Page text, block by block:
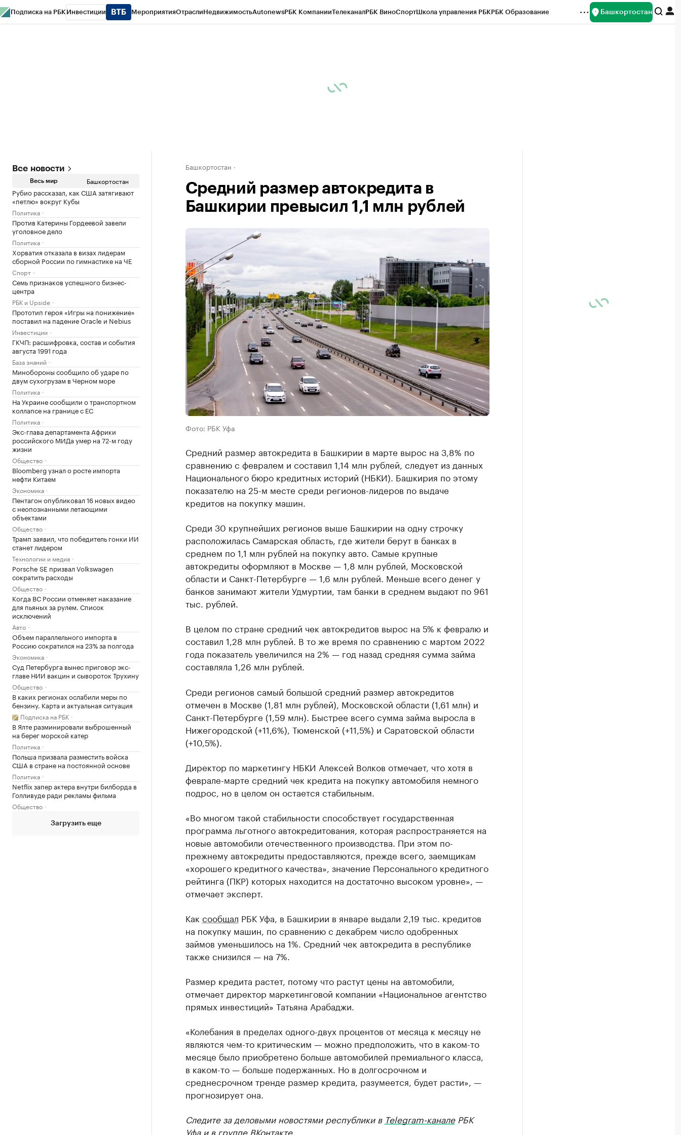
Подписка на РБК Инвестиции МероприятияОтраслиНедвижимостьAutonewsРБК КомпанииТелеканалРБК ВиноСпортШкола управления РБКРБК Образование Башкортостан
Все новости
Весь мир Башкортостан
Рубио рассказал, как США затягивают
«петлю» вокруг Кубы
Политика
Против Катерины Гордеевой завели
уголовное дело
Политика
Хорватия отказала в визах лидерам
сборной России по гимнастике на ЧЕ
Спорт
Семь признаков успешного бизнес-
центра
РБК и Upside
Прототип героя «Игры на понижение»
поставил на падение Oracle и Nebius
Инвестиции
ГКЧП: расшифровка, состав и события
августа 1991 года
База знаний
Минобороны сообщило об ударе по
двум сухогрузам в Черном море
Политика
На Украине сообщили о транспортном
коллапсе на границе с ЕС
Политика
Экс-глава департамента Африки
российского МИДа умер на 72-м году
жизни
Общество
Bloomberg узнал о росте импорта
нефти Китаем
Экономика
Пентагон опубликовал 16 новых видео
с неопознанными летающими
объектами
Общество
Трамп заявил, что победитель гонки ИИ
станет лидером
Технологии и медиа
Porsche SE призвал Volkswagen
сократить расходы
Общество
Когда ВС России отменяет наказание
для пьяных за рулем. Список
исключений
Авто
Объем параллельного импорта в
Россию сократился на 23% за полгода
Экономика
Суд Петербурга вынес приговор экс-
главе НИИ вакцин и сывороток Трухину
Общество
В каких регионах ослабили меры по
бензину. Карта и актуальная ситуация
Подписка на РБК
В Ялте разминировали выброшенный
на берег морской катер
Политика
Польша призвала разместить войска
США в стране на постоянной основе
Политика
Netflix запер актера внутри билборда в
Голливуде ради рекламы фильма
Общество
Загрузить еще
Башкортостан
Средний размер автокредита в
Башкирии превысил 1,1 млн рублей
Фото: РБК Уфа
Средний размер автокредита в Башкирии в марте вырос на 3,8% по
сравнению с февралем и составил 1,14 млн рублей, следует из данных
Национального бюро кредитных историй (НБКИ). Башкирия по этому
показателю на 25-м месте среди регионов-лидеров по выдаче
кредитов на покупку машин.
Среди 30 крупнейших регионов выше Башкирии на одну строчку
расположилась Самарская область, где жители берут в банках в
среднем по 1,1 млн рублей на покупку авто. Самые крупные
автокредиты оформляют в Москве — 1,8 млн рублей, Московской
области и Санкт-Петербурге — 1,6 млн рублей. Меньше всего денег у
банков занимают жители Удмуртии, там банки в среднем выдают по 961
тыс. рублей.
В целом по стране средний чек автокредитов вырос на 5% к февралю и
составил 1,28 млн рублей. В то же время по сравнению с мартом 2022
года показатель увеличился на 2% — год назад средняя сумма займа
составляла 1,26 млн рублей.
Среди регионов самый большой средний размер автокредитов
отмечен в Москве (1,81 млн рублей), Московской области (1,61 млн) и
Санкт-Петербурге (1,59 млн). Быстрее всего сумма займа выросла в
Нижегородской (+11,6%), Тюменской (+11,5%) и Саратовской области
(+10,5%).
Директор по маркетингу НБКИ Алексей Волков отмечает, что хотя в
феврале-марте средний чек кредита на покупку автомобиля немного
подрос, но в целом он остается стабильным.
«Во многом такой стабильности способствует государственная
программа льготного автокредитования, которая распространяется на
новые автомобили отечественного производства. При этом по-
прежнему автокредиты предоставляются, прежде всего, заемщикам
«хорошего кредитного качества», значение Персонального кредитного
рейтинга (ПКР) которых находится на достаточно высоком уровне», —
отмечает эксперт.
Как сообщал РБК Уфа, в Башкирии в январе выдали 2,19 тыс. кредитов
на покупку машин, по сравнению с декабрем число одобренных
займов уменьшилось на 1%. Средний чек автокредита в республике
также снизился — на 7%.
Размер кредита растет, потому что растут цены на автомобили,
отмечает директор маркетинговой компании «Национальное агентство
прямых инвестиций» Татьяна Арабаджи.
«Колебания в пределах одного-двух процентов от месяца к месяцу не
являются чем-то критическим — можно предположить, что в каком-то
месяце было приобретено больше автомобилей премиального класса,
в каком-то — больше подержанных. Но в долгосрочном и
среднесрочном тренде размер кредита, разумеется, будет расти», —
прогнозирует она.
Следите за деловыми новостями республики в Telegram-каналеРБК
Уфа и в группе ВКонтакте.